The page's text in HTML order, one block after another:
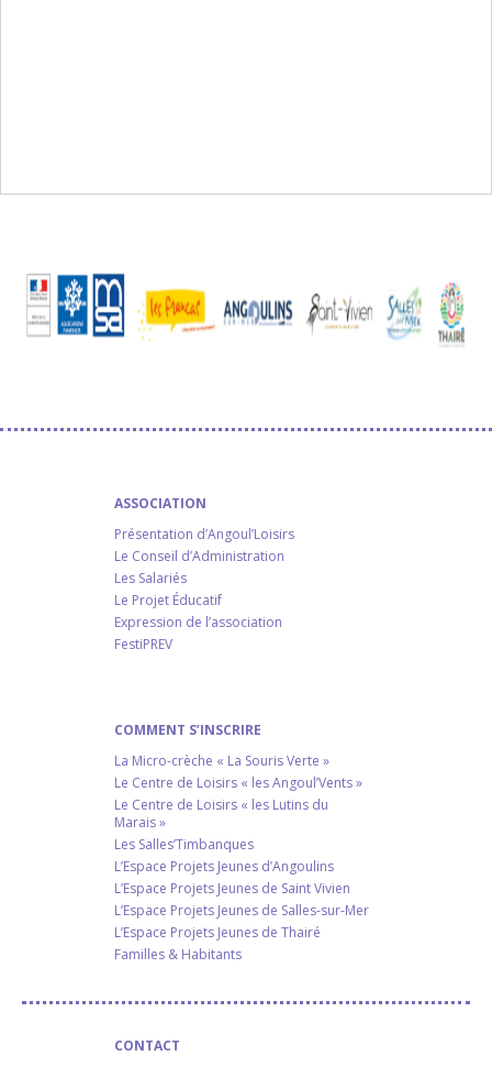
ASSOCIATION
Présentation d’Angoul’Loisirs
Le Conseil d’Administration
Les Salariés
Le Projet Éducatif
Expression de l’association
FestiPREV
COMMENT S’INSCRIRE
La Micro-crèche « La Souris Verte »
Le Centre de Loisirs « les Angoul’Vents »
Le Centre de Loisirs « les Lutins du
Marais »
Les Salles’Timbanques
L’Espace Projets Jeunes d’Angoulins
L’Espace Projets Jeunes de Saint Vivien
L’Espace Projets Jeunes de Salles-sur-Mer
L’Espace Projets Jeunes de Thairé
Familles & Habitants
CONTACT